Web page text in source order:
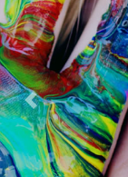
Previous